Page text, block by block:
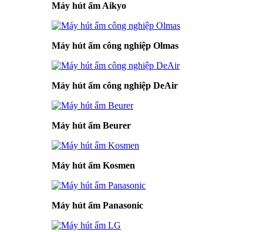
Máy hút ẩm Aikyo
Máy hút ẩm công nghiệp Olmas
Máy hút ẩm công nghiệp DeAir
Máy hút ẩm Beurer
Máy hút ẩm Kosmen
Máy hút ẩm Panasonic